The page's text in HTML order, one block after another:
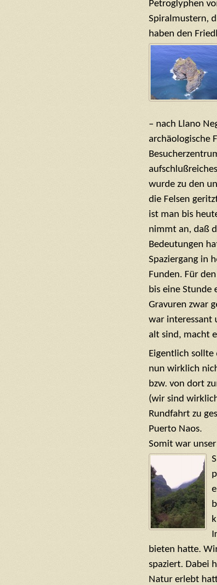
Petroglyphen
Spiralmustern,
haben den
– nach Llano
archäologische
wurde zu den
die Felsen
ist man bis
nimmt an, daß
Bedeutungen
Spaziergang in
Funden. Für
bis eine Stunde
Gravuren zwar
war interessant
alt sind, macht
Eigentlich sollte
nun wirklich
bzw. von dort
(wir sind
Rundfahrt zu
Puerto Naos.
Somit war
bieten hatte.
spaziert. Dabei
Natur erlebt